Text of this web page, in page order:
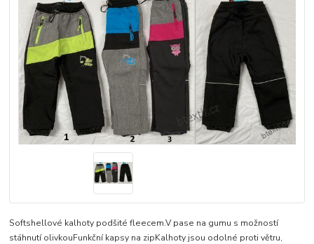
Softshellové kalhoty podšité fleecem.V pase na gumu s možností
stáhnutí olivkouFunkční kapsy na zipKalhoty jsou odolné proti větru,